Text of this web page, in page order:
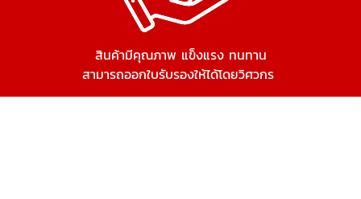
สินค้ามีคุณภาพ แข็งแรง ทนทาน
สามารถออกใบรับรองให้ได้โดยวิศวกร